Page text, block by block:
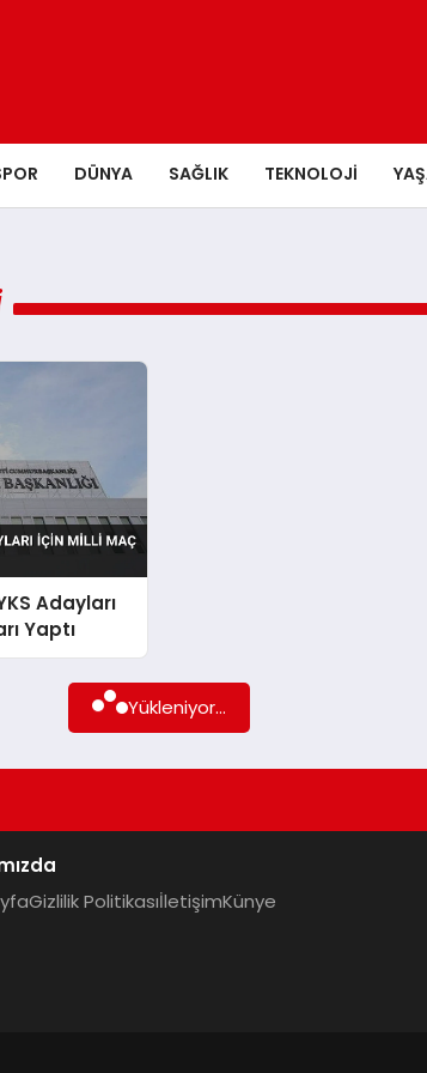
DÜNYA SAĞLIK TEKNOLOJI
Adayları
Yaptı
Yükleniyor...
Gizlilik PolitikasıİletişimKünye